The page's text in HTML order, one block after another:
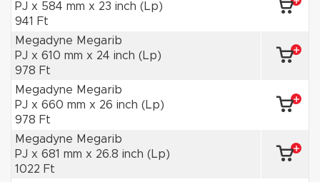
PJ x 584 mm x 23 inch (Lp)
941 Ft
Megadyne Megarib
PJ x 610 mm x 24 inch (Lp)
978 Ft
Megadyne Megarib
PJ x 660 mm x 26 inch (Lp)
978 Ft
Megadyne Megarib
PJ x 681 mm x 26.8 inch (Lp)
1022 Ft